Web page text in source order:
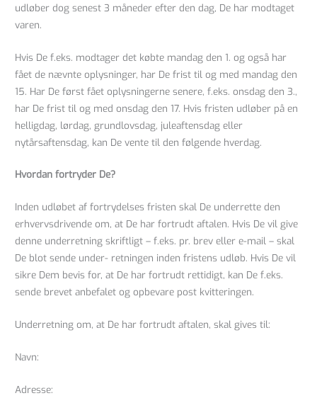
udløber dog senest 3 måneder efter den dag, De har modtaget
varen.
Hvis De f.eks. modtager det købte mandag den 1. og også har
fået de nævnte oplysninger, har De frist til og med mandag den
15. Har De først fået oplysningerne senere, f.eks. onsdag den 3.,
har De frist til og med onsdag den 17. Hvis fristen udløber på en
helligdag, lørdag, grundlovsdag, juleaftensdag eller
nytårsaftensdag, kan De vente til den følgende hverdag.
Hvordan fortryder De?
Inden udløbet af fortrydelses fristen skal De underrette den
erhvervsdrivende om, at De har fortrudt aftalen. Hvis De vil give
denne underretning skriftligt – f.eks. pr. brev eller e-mail – skal
De blot sende under- retningen inden fristens udløb. Hvis De vil
sikre Dem bevis for, at De har fortrudt rettidigt, kan De f.eks.
sende brevet anbefalet og opbevare post kvitteringen.
Underretning om, at De har fortrudt aftalen, skal gives til:
Navn:
Adresse: